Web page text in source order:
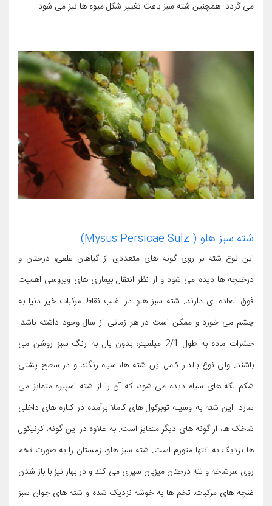
می گردد. همچنین شته سبز باعث تغییر شکل میوه ها نیز می شود.
شته سبز هلو ( Mysus Persicae Sulz)
این نوع شته بر روی گونه های متعددی از گیاهان علفی، درختان و
درختچه ها دیده می شود و از نظر انتقال بیماری های ویروسی اهمیت
فوق العاده ای دارند. شته سبز هلو در اغلب نقاط مرکبات خیز دنیا به
چشم می خورد و ممکن است در هر زمانی از سال وجود داشته باشد.
حشرات ماده به طول 2/1 میلمیتر، بدون بال به رنگ سبز روشن می
باشند. ولی نوع بالدار کامل این شته ها، سیاه رنگند و در سطح پشتی
شکم لکه های سیاه دیده می شود، که آن را از شته اسپیره متمایز می
سازد. این شته به وسیله توبرکول های کاملا برآمده در کناره های داخلی
شاخک ها، از گونه های دیگر متمایز است. به علاوه در این گونه، کرنیکول
ها نزدیک به انتها متورم است. شته سبز هلو، زمستان را به صورت تخم
روی سرشاخه و تنه درختان میزبان سپری می کند و در بهار نیز با باز شدن
غنچه های مرکبات، تخم ها به خوشه نزدیک شده و شته های جوان سبز